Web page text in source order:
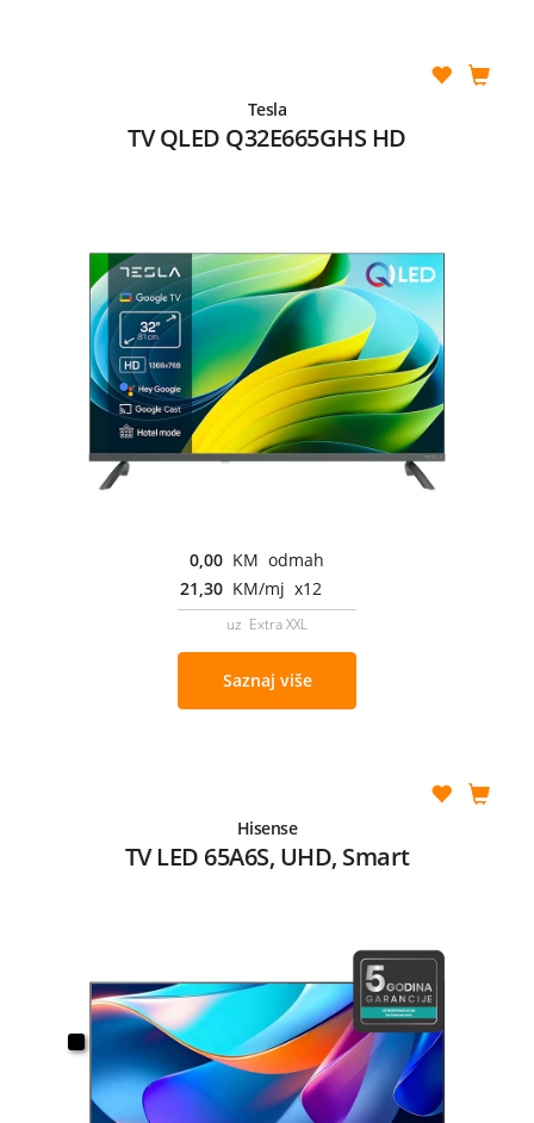
Tesla
TV QLED Q32E665GHS HD
0,00 KM odmah
21,30 KM/mj x12
uz Extra XXL
Saznaj više
Hisense
TV LED 65A6S, UHD, Smart